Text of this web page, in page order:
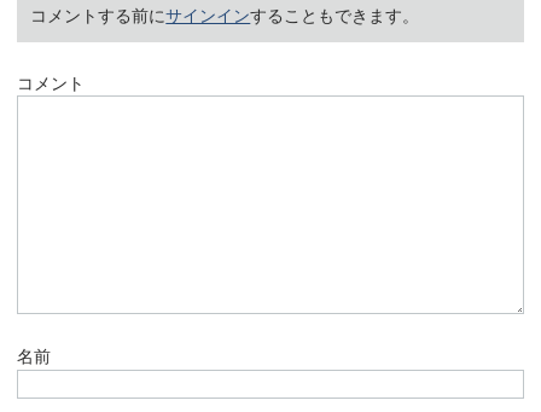
コメントする前にサインインすることもできます。
コメント
名前